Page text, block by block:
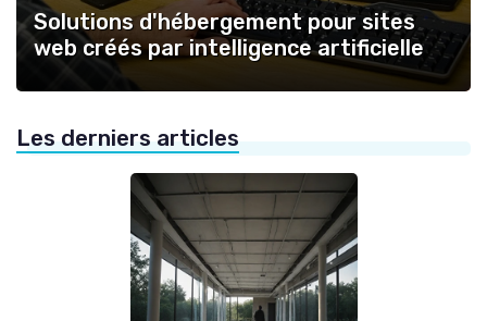
Solutions d'hébergement pour sites
web créés par intelligence artificielle
Les derniers articles